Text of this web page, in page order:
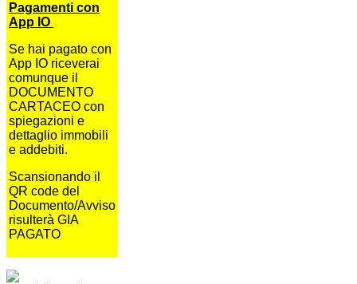
Pagamenti con
App IO
Se hai pagato con
App IO riceverai
comunque il
DOCUMENTO
CARTACEO con
spiegazioni e
dettaglio immobili
e addebiti.
Scansionando il
QR code del
Documento/Avviso
risulterà GIA
PAGATO